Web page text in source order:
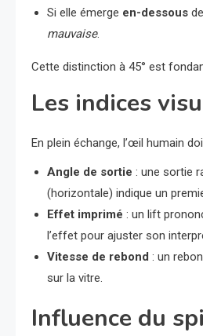
Si elle émerge en-dessous
mauvaise.
Cette distinction à 45° est
Les indices
En plein échange, l’œil humain
Angle de sortie : une sortie
(horizontale) indique un
Effet imprimé : un lift
l’effet pour ajuster son
Vitesse de rebond : un
sur la vitre.
Influence du